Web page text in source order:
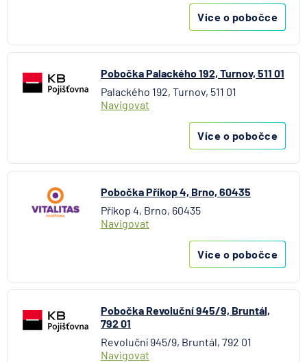
Volksbank Löbau-Zittau eG
Volksbank Raiffeisenbank Nordoberpfalz eG
Všeobecná zdravotní pojišťovna
Východosaská spořitelna Drážďany
Více o pobočce
Pobočka Palackého 192, Turnov, 511 01
Palackého 192, Turnov, 511 01
Navigovat
Více o pobočce
Pobočka Příkop 4, Brno, 60435
Příkop 4, Brno, 60435
Navigovat
Více o pobočce
Pobočka Revoluční 945/9, Bruntál,
792 01
Revoluční 945/9, Bruntál, 792 01
Navigovat